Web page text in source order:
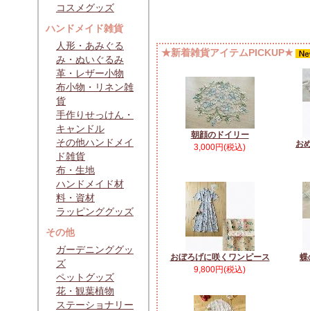
コスメグッズ
ハンドメイド雑貨
人形・あみぐる
み・ぬいぐるみ
革・レザー小物
布小物・リネン雑
貨
手作りせっけん・
キャンドル
その他ハンドメイ
ド雑貨
布・生地
ハンドメイド材
料・資材
ラッピンググッズ
その他
ガーデニンググッ
ズ
ペットグッズ
花・観葉植物
ステーショナリー
★新着雑貨アイテムPICKUP★
朝顔のドイリー
3,000円(税込)
お
おぼろげに咲くワンピース
9,800円(税込)
蝶